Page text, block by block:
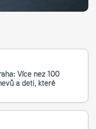
Více než 100
a děti, které